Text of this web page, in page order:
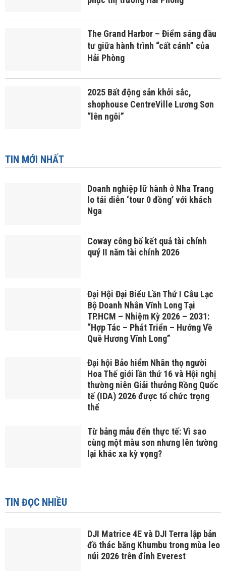
The Grand Harbor – Điểm sáng đầu
tư giữa hành trình “cất cánh” của
Hải Phòng
2025 Bất động sản khởi sắc,
shophouse CentreVille Lương Sơn
“lên ngôi”
TIN MỚI NHẤT
Doanh nghiệp lữ hành ở Nha Trang
lo tái diễn ‘tour 0 đồng’ với khách
Nga
Coway công bố kết quả tài chính
quý II năm tài chính 2026
Đại Hội Đại Biểu Lần Thứ I Câu Lạc
Bộ Doanh Nhân Vĩnh Long Tại
TP.HCM – Nhiệm Kỳ 2026 – 2031:
“Hợp Tác – Phát Triển – Hướng Về
Quê Hương Vĩnh Long”
Đại hội Bảo hiểm Nhân thọ người
Hoa Thế giới lần thứ 16 và Hội nghị
thường niên Giải thưởng Rồng Quốc
tế (IDA) 2026 được tổ chức trọng
thể
Từ bảng mẫu đến thực tế: Vì sao
cùng một màu sơn nhưng lên tường
lại khác xa kỳ vọng?
TIN ĐỌC NHIỀU
DJI Matrice 4E và DJI Terra lập bản
đồ thác băng Khumbu trong mùa leo
núi 2026 trên đỉnh Everest